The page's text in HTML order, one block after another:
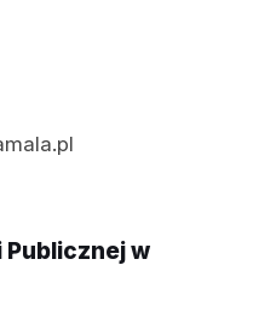
Publicznej w